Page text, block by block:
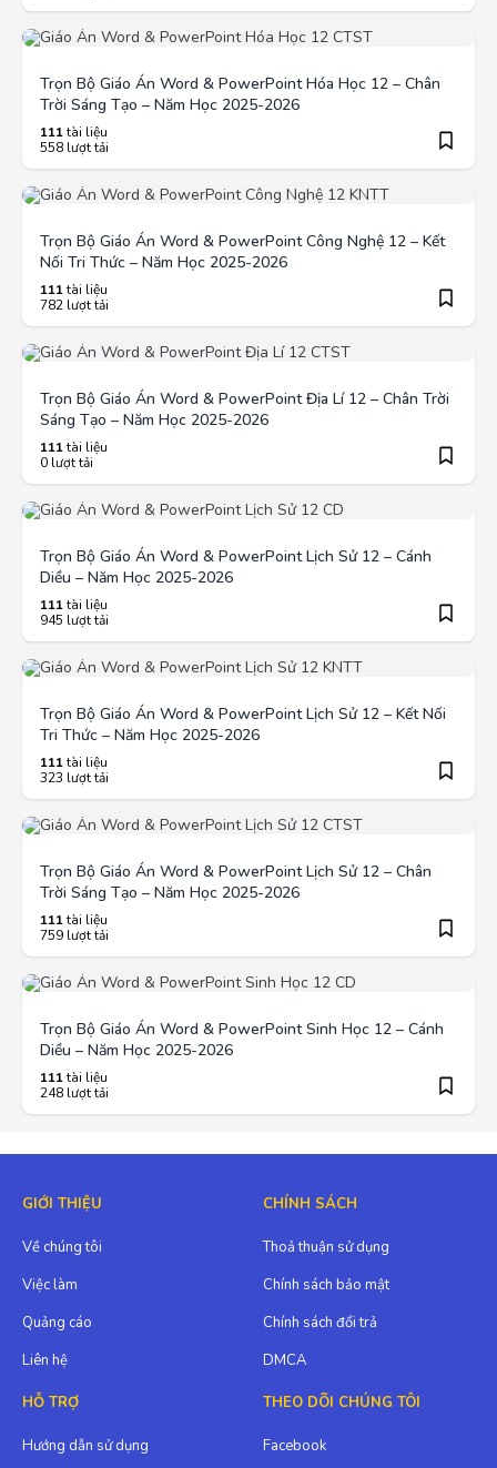
Trọn Bộ Giáo Án Word & PowerPoint Hóa Học 12 – Chân
Trời Sáng Tạo – Năm Học 2025-2026
111tài liệu
558 lượt tải
Trọn Bộ Giáo Án Word & PowerPoint Công Nghệ 12 – Kết
Nối Tri Thức – Năm Học 2025-2026
111tài liệu
782 lượt tải
Trọn Bộ Giáo Án Word & PowerPoint Địa Lí 12 – Chân Trời
Sáng Tạo – Năm Học 2025-2026
111tài liệu
0 lượt tải
Trọn Bộ Giáo Án Word & PowerPoint Lịch Sử 12 – Cánh
Diều – Năm Học 2025-2026
111tài liệu
945 lượt tải
Trọn Bộ Giáo Án Word & PowerPoint Lịch Sử 12 – Kết Nối
Tri Thức – Năm Học 2025-2026
111tài liệu
323 lượt tải
Trọn Bộ Giáo Án Word & PowerPoint Lịch Sử 12 – Chân
Trời Sáng Tạo – Năm Học 2025-2026
111tài liệu
759 lượt tải
Trọn Bộ Giáo Án Word & PowerPoint Sinh Học 12 – Cánh
Diều – Năm Học 2025-2026
111tài liệu
248 lượt tải
GIỚI THIỆU
Về chúng tôi
Việc làm
Quảng cáo
Liên hệ
CHÍNH SÁCH
Thoả thuận sử dụng
Chính sách bảo mật
Chính sách đổi trả
DMCA
HỖ TRỢ
Hướng dẫn sử dụng
THEO DÕI CHÚNG TÔI
Facebook